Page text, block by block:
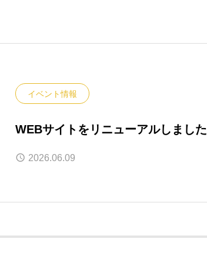
イベント情報
WEBサイトをリニューアルしました
2026.06.09